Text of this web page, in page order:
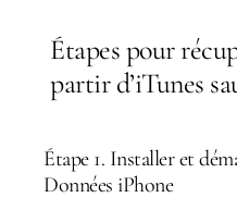
Étapes pour
partir d’iTunes
Étape 1. Installer et
Données iPhone